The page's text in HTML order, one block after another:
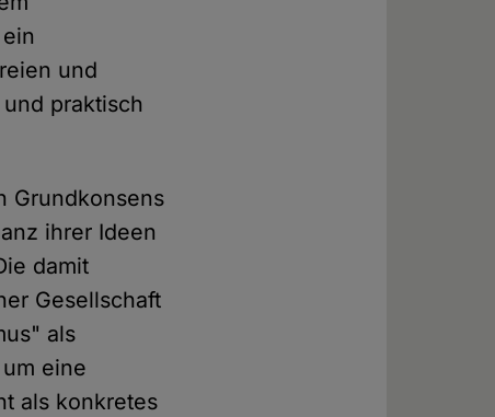
und
praktisch
Grundkonsens
ihrer Ideen
damit
Gesellschaft
als
eine
als konkretes